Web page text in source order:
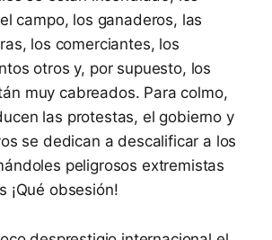
campo, los ganaderos, las
los comerciantes, los
otros y, por supuesto, los
muy cabreados. Para colmo,
las protestas, el gobierno y
se dedican a descalificar a los
peligrosos extremistas
¡Qué obsesión!